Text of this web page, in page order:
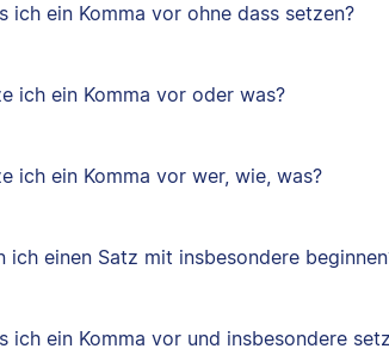
ich ein Komma vor ohne dass setzen?
ich ein Komma vor oder was?
ich ein Komma vor wer, wie, was?
ich einen Satz mit insbesondere
ich ein Komma vor und insbesondere